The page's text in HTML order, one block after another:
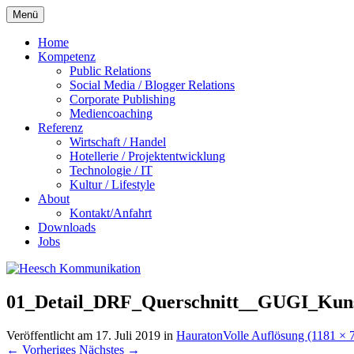
Menü Zum
Inhalt
springen
Home
Kompetenz
Public Relations
Social Media / Blogger Relations
Corporate Publishing
Mediencoaching
Referenz
Wirtschaft / Handel
Hotellerie / Projektentwicklung
Technologie / IT
Kultur / Lifestyle
About
Kontakt/Anfahrt
Downloads
Jobs
Veröffentlicht am 17. Juli 2019 in HauratonVolle Auflösung (1181 ×
← Vorheriges Nächstes →